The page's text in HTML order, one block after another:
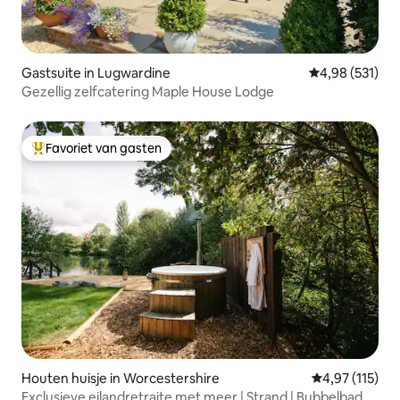
Gastsuite in Lugwardine Gemiddelde
4,98 (531)
Gezellig zelfcatering Maple House Lodge
Topfavoriet van gasten
Favoriet van gasten
Houten huisje in Worcestershire Gemiddelde
4,97 (115)